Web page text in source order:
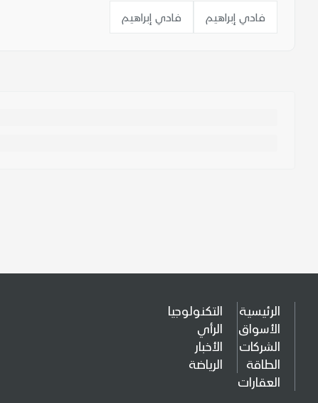
فادي إبراهيم فادي إبراهيم
الرئيسية
الأسواق
الشركات
الطاقة
العقارات
التكنولوجيا
الرأي
الأخبار
الرياضة